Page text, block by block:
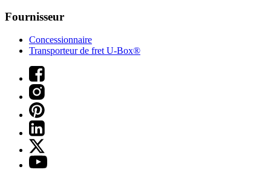
Fournisseur
Concessionnaire
Transporteur de fret U-Box®